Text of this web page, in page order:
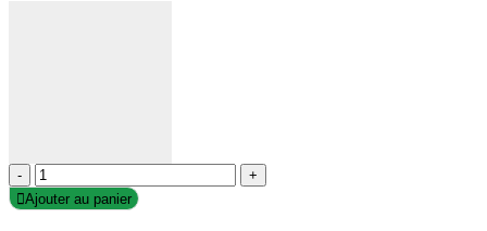
-
+
Ajouter au panier